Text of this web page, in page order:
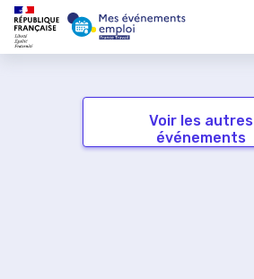
Voir les autres
événements